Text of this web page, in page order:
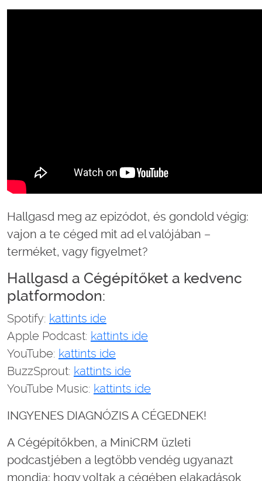
Hallgasd meg az epizódot, és gondold végig:
vajon a te céged mit ad el valójában –
terméket, vagy figyelmet?
Hallgasd a Cégépítőket a kedvenc
platformodon:
Spotify: kattints ide
Apple Podcast: kattints ide
YouTube: kattints ide
BuzzSprout: kattints ide
YouTube Music: kattints ide
INGYENES DIAGNÓZIS A CÉGEDNEK!
A Cégépítőkben, a MiniCRM üzleti
podcastjében a legtöbb vendég ugyanazt
mondja: hogy voltak a cégében elakadások